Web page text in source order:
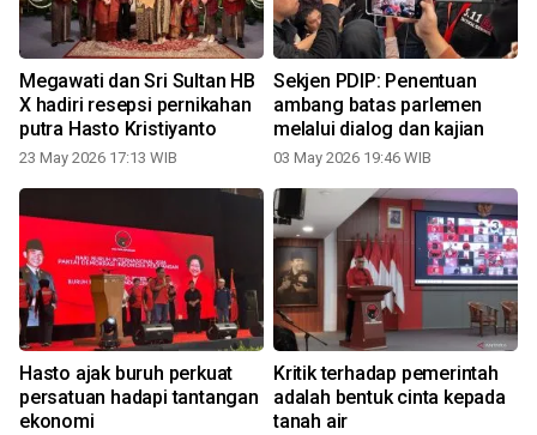
Megawati dan Sri Sultan HB
X hadiri resepsi pernikahan
putra Hasto Kristiyanto
23 May 2026 17:13 WIB
Sekjen PDIP: Penentuan
ambang batas parlemen
melalui dialog dan kajian
03 May 2026 19:46 WIB
Hasto ajak buruh perkuat
persatuan hadapi tantangan
ekonomi
Kritik terhadap pemerintah
adalah bentuk cinta kepada
tanah air